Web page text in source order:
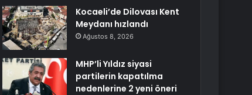
Kocaeli’de Dilovası Kent
Meydanı hızlandı
Ağustos 8, 2026
MHP’li Yıldız siyasi
partilerin kapatılma
nedenlerine 2 yeni öneri